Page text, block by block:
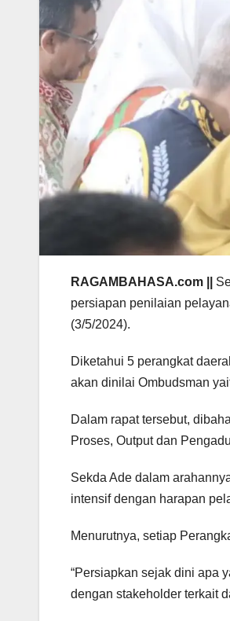
RAGAMBAHASA.com ||
persiapan penilaian
(3/5/2024).
Diketahui 5 perangkat
akan dinilai Ombudsman
Dalam rapat tersebut,
Proses, Output dan
Sekda Ade dalam
intensif dengan harapan
Menurutnya, setiap
“Persiapkan sejak dini apa
dengan stakeholder terkait